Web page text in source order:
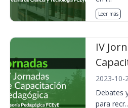
Leer más
IV
2023-10-
Debates
para